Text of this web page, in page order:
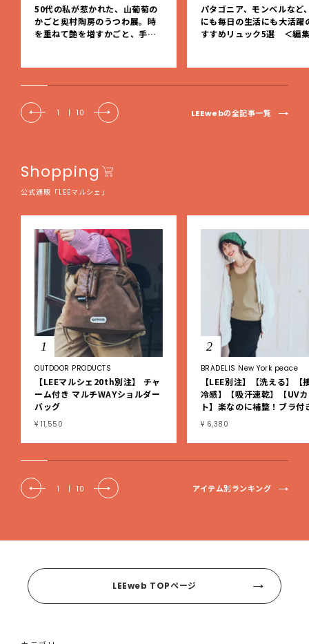
50代の私が惹かれた、山葡萄の
かごと奥村陶房のうつわ展。時
を重ねて艶を増すかごと、手仕
パタゴニア、モンベルなど
にも毎日の生活にも大活躍
すすめリュック5選 ＜編
1 | 10 LEEwebの全記事一覧
Shopping
公式通販「LEEマルシェ」
1
OUTDOOR PRODUCTS
【LEEマルシェ20th別注】 チャ
ーム付き マルチWAYショルダー
バッグ
¥ 11,550
2
BRADELIS New York peace
【LEE別注】【洗える】【
冷感】【吸汗速乾】【UV
ト】楽なのに補整！ブラ付
ブタンクトップ
¥ 6,380
1 | 10 アイテム別ランキング
LEEweb TOPページ